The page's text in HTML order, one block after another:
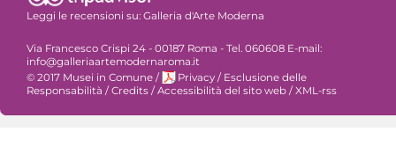
Leggi le recensioni su: Galleria d'Arte Moderna
Via Francesco Crispi 24 - 00187 Roma - Tel. 060608 E-mail:
info@galleriaartemodernaroma.it
© 2017 Musei in Comune / Privacy / Esclusione delle
Responsabilità / Credits / Accessibilità del sito web / XML-rss